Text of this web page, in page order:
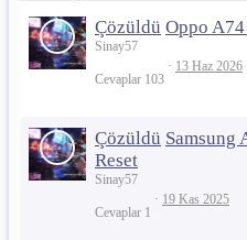
Çözüldü Oppo
Sinay57
Cevaplar 103
13 Haz 2026
Çözüldü Samsung
Reset
Sinay57
Cevaplar 1
19 Kas 2025